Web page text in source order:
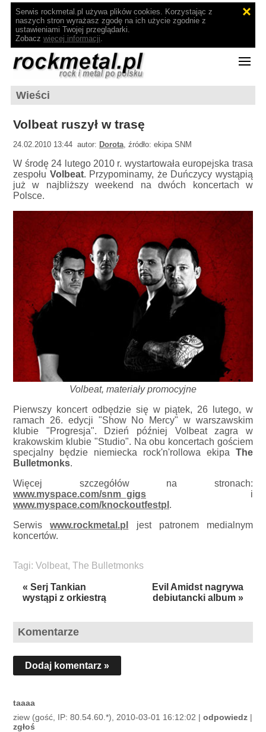
Serwis rockmetal.pl używa plików cookies. Korzystając z
naszych stron wyrażasz zgodę na ich użycie zgodnie z
ustawieniami Twojej przeglądarki.
Zobacz więcej informacji.
Wieści
Volbeat ruszył w trasę
24.02.2010 13:44 autor: Dorota, źródło: ekipa SNM
W środę 24 lutego 2010 r. wystartowała europejska trasa
zespołu Volbeat. Przypominamy, że Duńczycy wystąpią
już w najbliższy weekend na dwóch koncertach w
Polsce.
Volbeat, materiały promocyjne
Pierwszy koncert odbędzie się w piątek, 26 lutego, w
ramach 26. edycji "Show No Mercy" w warszawskim
klubie "Progresja". Dzień później Volbeat zagra w
krakowskim klubie "Studio". Na obu koncertach gościem
specjalny będzie niemiecka rock'n'rollowa ekipa The
Bulletmonks.
Więcej szczegółów na stronach:
www.myspace.com/snm_gigs i
www.myspace.com/knockoutfestpl .
Serwiswww.rockmetal.pl
jest patronem medialnym
koncertów.
Tagi:Volbeat,The Bulletmonks
« Serj Tankian
wystąpi z orkiestrą
Evil Amidst nagrywa
debiutancki album »
Komentarze
Dodaj komentarz »
taaaa
ziew (gość, IP: 80.54.60.*), 2010-03-01 16:12:02 |odpowiedz |
zgłoś